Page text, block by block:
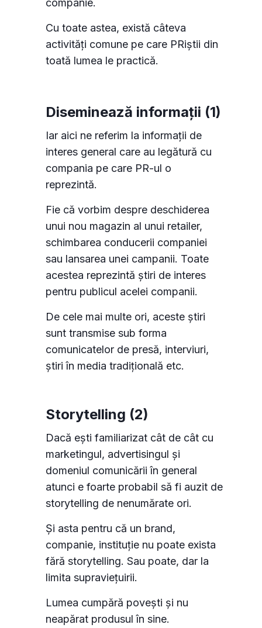
companie.
Cu toate astea, există câteva
activități comune pe care PRiștii din
toată lumea le practică.
Diseminează informații (1)
Iar aici ne referim la informații de
interes general care au legătură cu
compania pe care PR-ul o
reprezintă.
Fie că vorbim despre deschiderea
unui nou magazin al unui retailer,
schimbarea conducerii companiei
sau lansarea unei campanii. Toate
acestea reprezintă știri de interes
pentru publicul acelei companii.
De cele mai multe ori, aceste știri
sunt transmise sub forma
comunicatelor de presă, interviuri,
știri în media tradițională etc.
Storytelling (2)
Dacă ești familiarizat cât de cât cu
marketingul, advertisingul și
domeniul comunicării în general
atunci e foarte probabil să fi auzit de
storytelling de nenumărate ori.
Și asta pentru că un brand,
companie, instituție nu poate exista
fără storytelling. Sau poate, dar la
limita supraviețuirii.
Lumea cumpără povești și nu
neapărat produsul în sine.